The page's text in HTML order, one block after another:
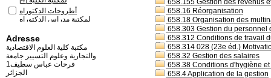
658.155 Gestion des revenus
658.16 Réorganisation
658.18 Organisation des
658.303 Gestion du
658.312 Conditions de travail
658.314 028 (23e éd.)
658.32 Gestion des salaires
658.38 Conditions d'hygiène
658.4 Application de la gestion
أطروحات الدكتوراه
لمكتبة مدراس الدكتوراه
المطبوعات العلمية
للأساتذة[1]
المقتنيات الجديدة 2018
باللغة الأجنبية لمكتبة
[1]
Adresse
مكتبة كلية العلوم الاقتصادية
والتجارية وعلوم التسيير جامعة
فرحات عباس سطيف1
الجزائر